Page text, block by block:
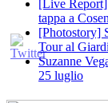
[Live
tappa a
[Photostory]
Tour al
Suzanne
25 luglio